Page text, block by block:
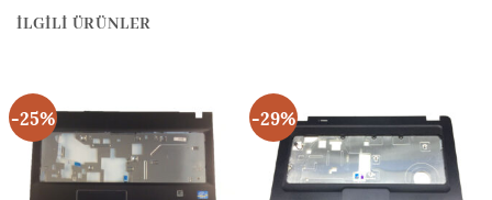
İLGILI ÜRÜNLER
-25% -29%